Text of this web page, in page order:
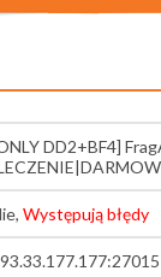
DD2+BF4]
Występują błędy